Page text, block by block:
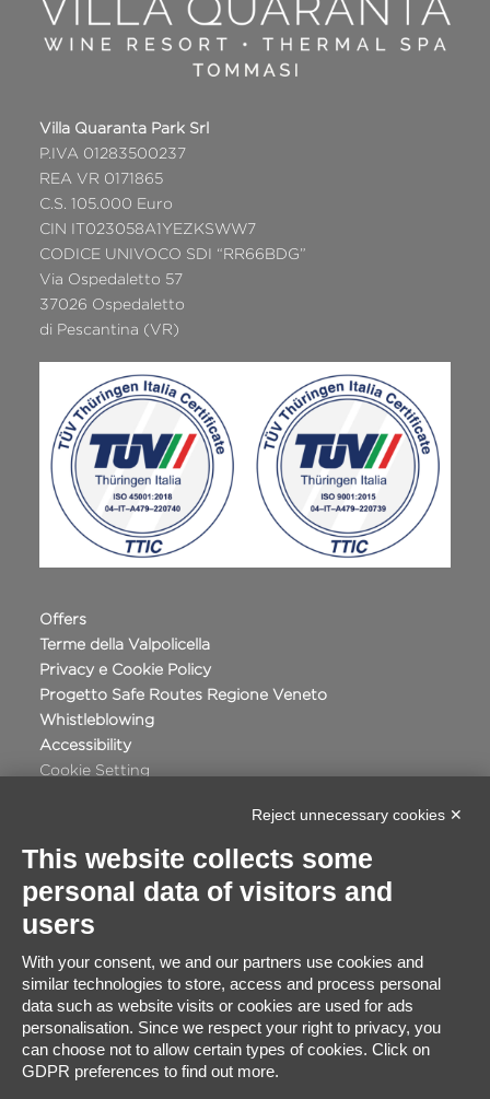
Villa Quaranta Park Srl
P.IVA 01283500237
REA VR 0171865
C.S. 105.000 Euro
CIN IT023058A1YEZKSWW7
CODICE UNIVOCO SDI “RR66BDG”
Via Ospedaletto 57
37026 Ospedaletto
di Pescantina (VR)
Offers
Terme della Valpolicella
Privacy e Cookie Policy
Progetto Safe Routes Regione Veneto
Whistleblowing
Accessibility
Cookie Setting
Certificate Satisfaction
91%
Excellent
Based on2848
travellers ratings
Reject unnecessary cookies ✕
This website collects some
personal data of visitors and
users
With your consent, we and our partners use cookies and
similar technologies to store, access and process personal
data such as website visits or cookies are used for ads
personalisation. Since we respect your right to privacy, you
can choose not to allow certain types of cookies. Click on
GDPR preferences to find out more.